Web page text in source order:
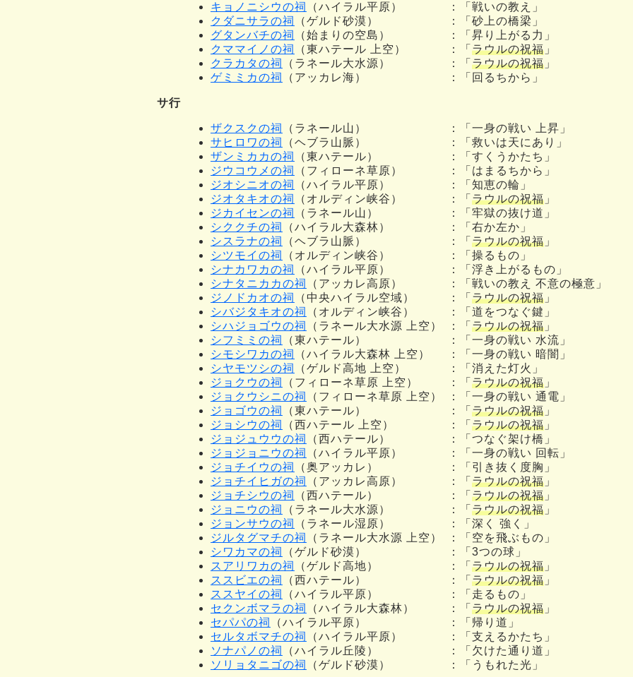
キョノニシウの祠
（ハイラル平原）
：「戦いの教え」
クダニサラの祠
（ゲルド砂漠）
：「砂上の橋梁」
グタンバチの祠
（始まりの空島）
：「昇り上がる力」
クママイノの祠
（東ハテール 上空） ：「 ラウルの祝福 」
クラカタの祠
（ラネール大水源） ：「 ラウルの祝福 」
ゲミミカの祠
（アッカレ海） ：「回るちから」
サ行
ザクスクの祠 （ラネール山）
：「一身の戦い 上昇」
サヒロワの祠
（ヘブラ山脈）
：「救いは天にあり」
ザンミカカの祠
（東ハテール）
：「すくうかたち」
ジウコウメの祠
（フィローネ草原）
：「はまるちから」
ジオシニオの祠
（ハイラル平原）
：「知恵の輪」
ジオタキオの祠
（オルディン峡谷） ：「 ラウルの祝福 」
ジカイセンの祠
（ラネール山）
：「牢獄の抜け道」
シククチの祠
（ハイラル大森林）
：「右か左か」
シスラナの祠
（ヘブラ山脈） ：「 ラウルの祝福 」
シツモイの祠
（オルディン峡谷）
：「操るもの」
シナカワカの祠
（ハイラル平原）
：「浮き上がるもの」
シナタニカカの祠
（アッカレ高原）
：「戦いの教え 不意の極意」
ジノドカオの祠
（中央ハイラル空域） ：「 ラウルの祝福 」
シバジタキオの祠
（オルディン峡谷）
：「道をつなぐ鍵」
シハジョゴウの祠
（ラネール大水源 上空） ：「 ラウルの祝福 」
シフミミの祠
（東ハテール）
：「一身の戦い 水流」
シモシワカの祠
（ハイラル大森林 上空）
：「一身の戦い 暗闇」
シヤモツシの祠
（ゲルド高地 上空）
：「消えた灯火」
ジョクウの祠
（フィローネ草原 上空） ：「 ラウルの祝福 」
ジョクウシニの祠
（フィローネ草原 上空）
：「一身の戦い 通電」
ジョゴウの祠
（東ハテール） ：「 ラウルの祝福 」
ジョシウの祠
（西ハテール 上空） ：「 ラウルの祝福 」
ジョジュウウの祠
（西ハテール）
：「つなぐ架け橋」
ジョジョニウの祠
（ハイラル平原）
：「一身の戦い 回転」
ジョチイウの祠
（奥アッカレ）
：「引き抜く度胸」
ジョチイヒガの祠
（アッカレ高原） ：「 ラウルの祝福 」
ジョチシウの祠
（西ハテール） ：「 ラウルの祝福 」
ジョニウの祠
（ラネール大水源） ：「 ラウルの祝福 」
ジョンサウの祠
（ラネール湿原）
：「深く 強く」
ジルタグマチの祠
（ラネール大水源 上空）
：「空を飛ぶもの」
シワカマの祠
（ゲルド砂漠）
：「3つの球」
スアリワカの祠
（ゲルド高地） ：「 ラウルの祝福 」
ススビエの祠
（西ハテール） ：「 ラウルの祝福 」
ススヤイの祠
（ハイラル平原）
：「走るもの」
セクンボマラの祠
（ハイラル大森林） ：「 ラウルの祝福 」
セパパの祠
（ハイラル平原）
：「帰り道」
セルタボマチの祠
（ハイラル平原）
：「支えるかたち」
ソナパノの祠
（ハイラル丘陵）
：「欠けた通り道」
ソリョタニゴの祠
（ゲルド砂漠） ：「うもれた光」